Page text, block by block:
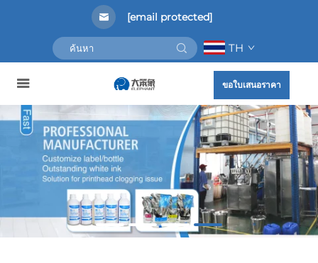
[email protected]
TH
ขอใบเสนอราคา